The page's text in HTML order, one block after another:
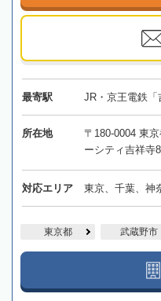
最寄駅 JR・京王電鉄「
所在地
〒180-0004 東
ーシティ吉祥寺
対応エリア 東京、千葉、神
東京都 武蔵野市